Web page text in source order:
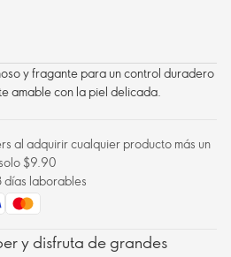
y fragante para un control duradero
amable con la piel delicada.
al adquirir cualquier producto más un
$9.90
días laborables
y disfruta de grandes